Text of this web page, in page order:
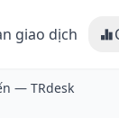
giao dịch
— TRdesk